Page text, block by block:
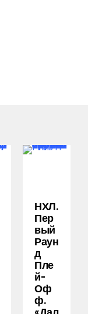
НХЛ.
Пер
Вый
Раун
Д
Пле
Й-
Оф
Ф.